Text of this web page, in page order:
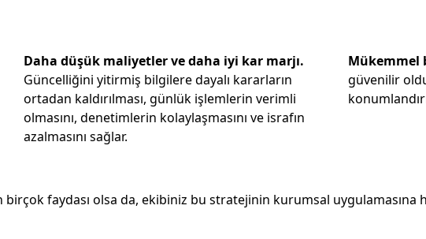
Daha düşük maliyetler ve daha iyi kar marjı.
Güncelliğini yitirmiş bilgilere dayalı kararların
ortadan kaldırılması, günlük işlemlerin verimli
olmasını, denetimlerin kolaylaşmasını ve israfın
azalmasını sağlar.
Mükemmel
güvenilir
faydası olsa da, ekibiniz bu stratejinin kurumsal uygulamasına